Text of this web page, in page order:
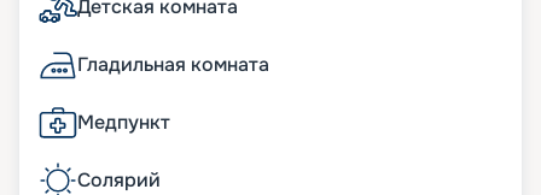
Детская комната
Гладильная комната
Медпункт
Солярий